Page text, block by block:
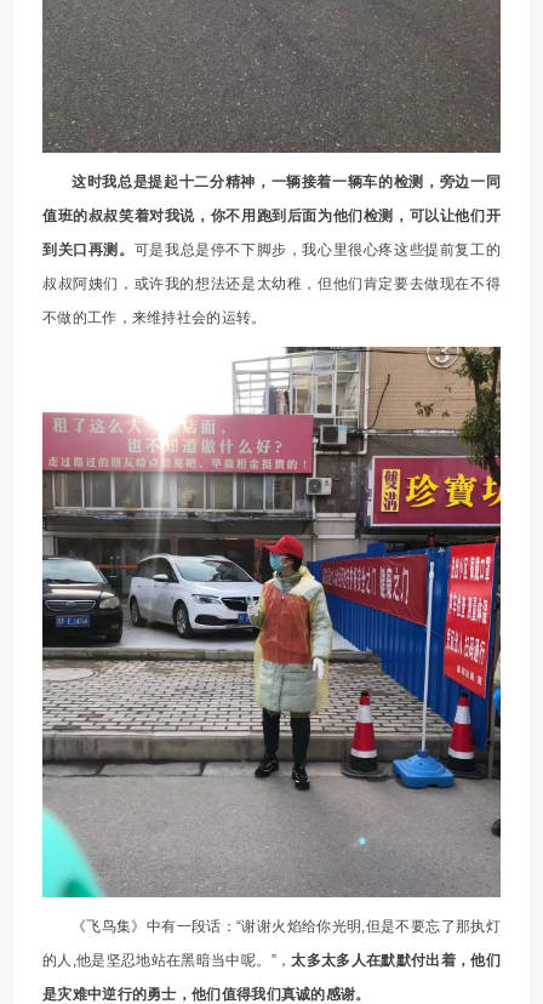
这时我总是提起十二分精神，一辆接着一辆车的检测，旁边一同
值班的叔叔笑着对我说，你不用跑到后面为他们检测，可以让他们开
到关口再测。 可是我总是停不下脚步，我心里很心疼这些提前复工的
叔叔阿姨们，或许我的想法还是太幼稚，但他们肯定要去做现在不得
不做的工作，来维持社会的运转。
《飞鸟集》中有一段话：“谢谢火焰给你光明,但是不要忘了那执灯
的人,他是坚忍地站在黑暗当中呢。”，太多太多人在默默付出着，他们
是灾难中逆行的勇士，他们值得我们真诚的感谢。